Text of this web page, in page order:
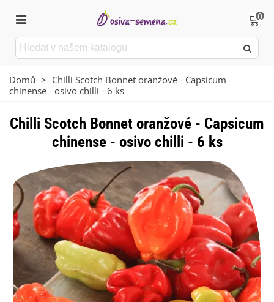
0
Domů > Chilli Scotch Bonnet oranžové - Capsicum
chinense - osivo chilli - 6 ks
Chilli Scotch Bonnet oranžové - Capsicum
chinense - osivo chilli - 6 ks